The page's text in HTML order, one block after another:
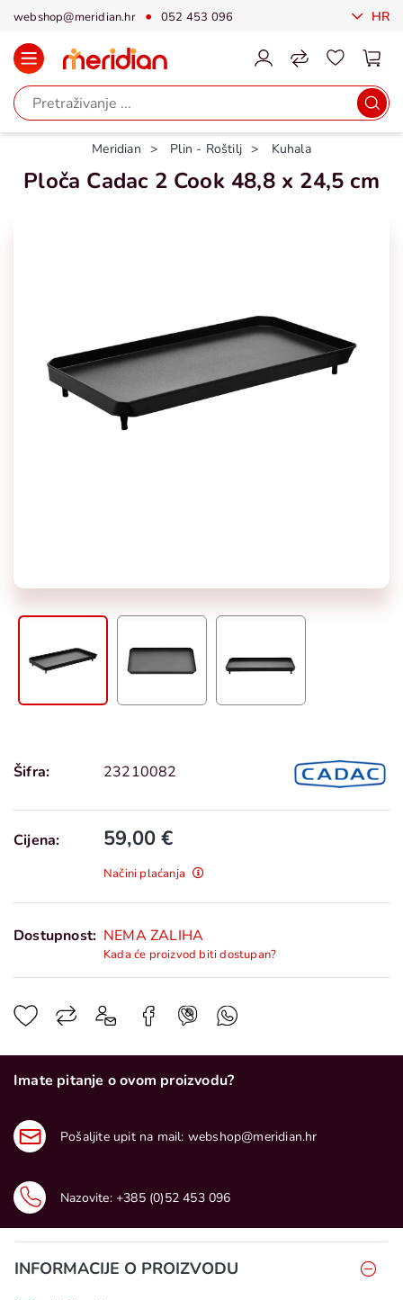
webshop@meridian.hr 052 453 096 HR
Meridian Plin - Roštilj Kuhala
Ploča Cadac 2 Cook 48,8 x 24,5 cm
Šifra: 23210082
Cijena: 59,00 €
Načini plaćanja
Dostupnost: NEMA ZALIHA
Kada će proizvod biti dostupan?
Imate pitanje o ovom proizvodu?
Pošaljite upit na mail: webshop@meridian.hr
Nazovite: +385 (0)52 453 096
INFORMACIJE O PROIZVODU